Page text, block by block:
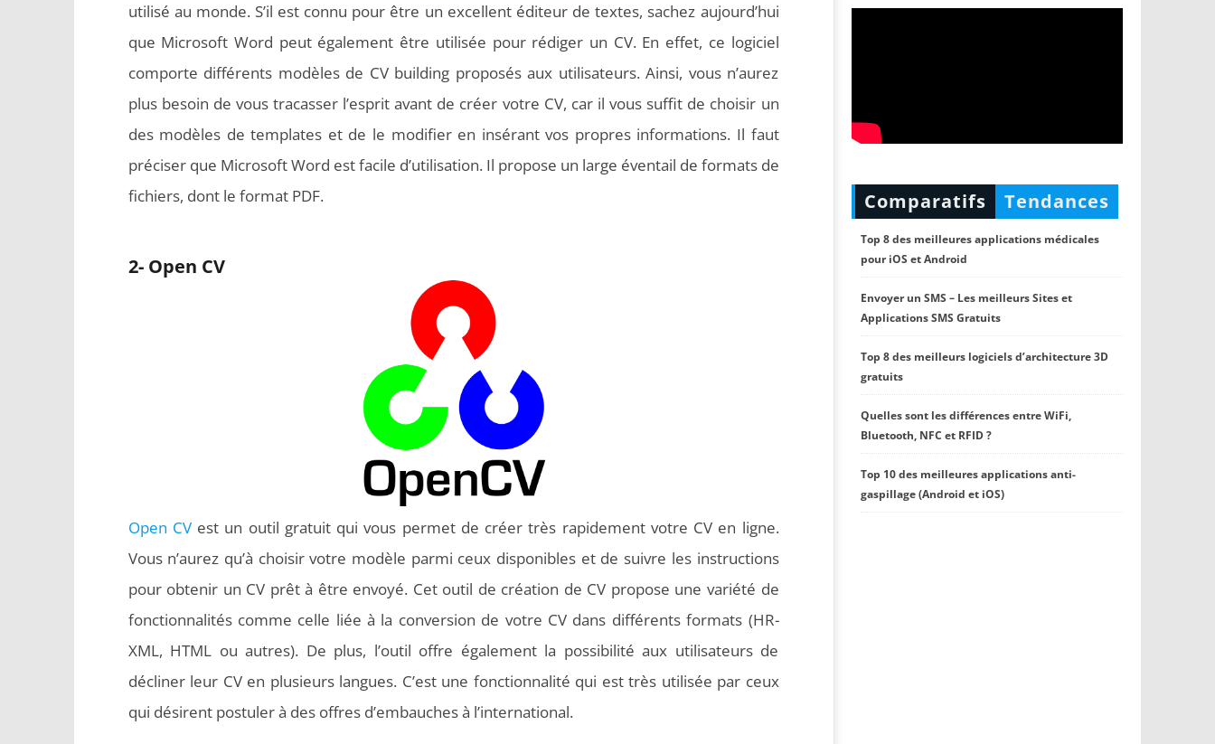
utilisé au monde. S’il est connu pour être un excellent éditeur de textes, sachez aujourd’hui
que Microsoft Word peut également être utilisée pour rédiger un CV. En effet, ce logiciel
comporte différents modèles de CV building proposés aux utilisateurs. Ainsi, vous n’aurez
plus besoin de vous tracasser l’esprit avant de créer votre CV, car il vous suffit de choisir un
des modèles de templates et de le modifier en insérant vos propres informations. Il faut
préciser que Microsoft Word est facile d’utilisation. Il propose un large éventail de formats de
fichiers, dont le format PDF.
2- Open CV
Open CVest un outil gratuit qui vous permet de créer très rapidement votre CV en ligne.
Vous n’aurez qu’à choisir votre modèle parmi ceux disponibles et de suivre les instructions
pour obtenir un CV prêt à être envoyé. Cet outil de création de CV propose une variété de
fonctionnalités comme celle liée à la conversion de votre CV dans différents formats (HR-
XML, HTML ou autres). De plus, l’outil offre également la possibilité aux utilisateurs de
décliner leur CV en plusieurs langues. C’est une fonctionnalité qui est très utilisée par ceux
qui désirent postuler à des offres d’embauches à l’international.
Comparatifs Tendances
Top 8 des meilleures applications médicales
pour iOS et Android
Envoyer un SMS – Les meilleurs Sites et
Applications SMS Gratuits
Top 8 des meilleurs logiciels d’architecture 3D
gratuits
Quelles sont les différences entre WiFi,
Bluetooth, NFC et RFID ?
Top 10 des meilleures applications anti-
gaspillage (Android et iOS)